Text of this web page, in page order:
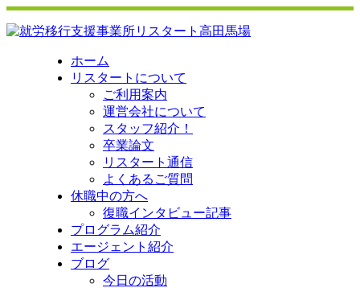
ホーム
リスタートについて
ご利用案内
運営会社について
スタッフ紹介！
卒業論文
リスタート通信
よくあるご質問
休職中の方へ
復職インタビュー記事
プログラム紹介
エージェント紹介
ブログ
今日の活動